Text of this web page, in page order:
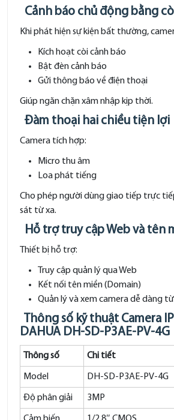
Cảnh báo chủ động bằng
Khi phát hiện sự kiện bất thường,
Kích hoạt còi cảnh báo
Bật đèn cảnh báo
Gửi thông báo về điện thoại
Giúp ngăn chặn xâm nhập kịp thời.
Đàm thoại hai chiều tiện lợi
Camera tích hợp:
Micro thu âm
Loa phát tiếng
Cho phép người dùng giao tiếp trực
sát từ xa.
Hỗ trợ truy cập Web và tên
Thiết bị hỗ trợ:
Truy cập quản lý qua Web
Kết nối tên miền (Domain)
Quản lý và xem camera dễ dàng
Thông số kỹ thuật Camera
DAHUA DH-SD-P3AE-PV-4G
Thông số Chi tiết
Model DH-SD-P3AE-PV-4G
Độ phân giải 3MP